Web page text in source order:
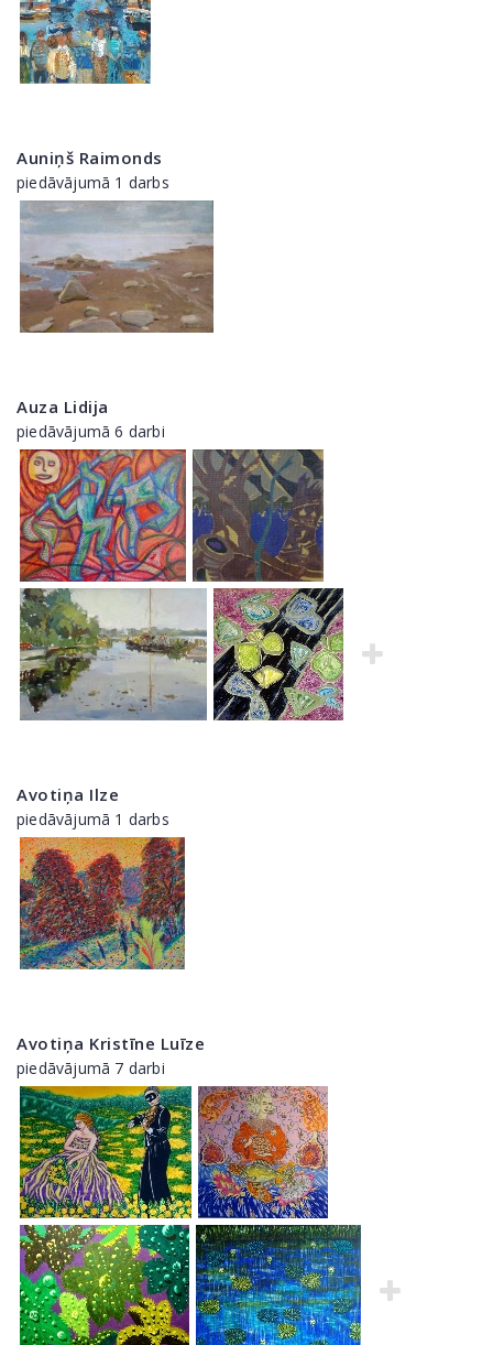
Auniņš Raimonds
piedāvājumā 1 darbs
Auza Lidija
piedāvājumā 6 darbi
Avotiņa Ilze
piedāvājumā 1 darbs
Avotiņa Kristīne Luīze
piedāvājumā 7 darbi